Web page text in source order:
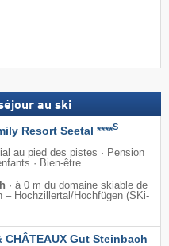
au ski
Resort Seetal ****S
au pied des pistes · Pension
· Bien-être
· à 0 m du domaine skiable de
– Hochzillertal/​Hochfügen (SKi-
CHÂTEAUX Gut Steinbach